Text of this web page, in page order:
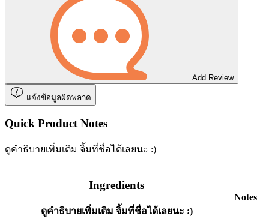
Add Review
แจ้งข้อมูลผิดพลาด
Quick Product Notes
ดูคำธิบายเพิ่มเติม จิ้มที่ชื่อได้เลยนะ :)
Ingredients
ดูคำธิบายเพิ่มเติม จิ้มที่ชื่อได้เลยนะ :)
Notes